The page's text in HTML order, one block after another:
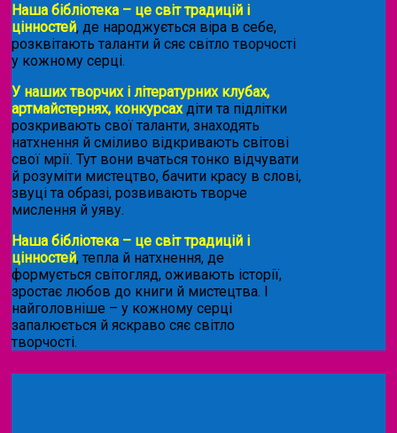
Наша бібліотека – це світ традицій і
цінностей, де народжується віра в себе,
розквітають таланти й сяє світло творчості
у кожному серці.
У наших творчих і літературних клубах,
артмайстернях, конкурсахдіти та підлітки
розкривають свої таланти, знаходять
натхнення й сміливо відкривають світові
свої мрії. Тут вони вчаться тонко відчувати
й розуміти мистецтво, бачити красу в слові,
звуці та образі, розвивають творче
мислення й уяву.
Наша бібліотека – це світ традицій і
цінностей, тепла й натхнення, де
формується світогляд, оживають історії,
зростає любов до книги й мистецтва. І
найголовніше – у кожному серці
запалюється й яскраво сяє світло
творчості.